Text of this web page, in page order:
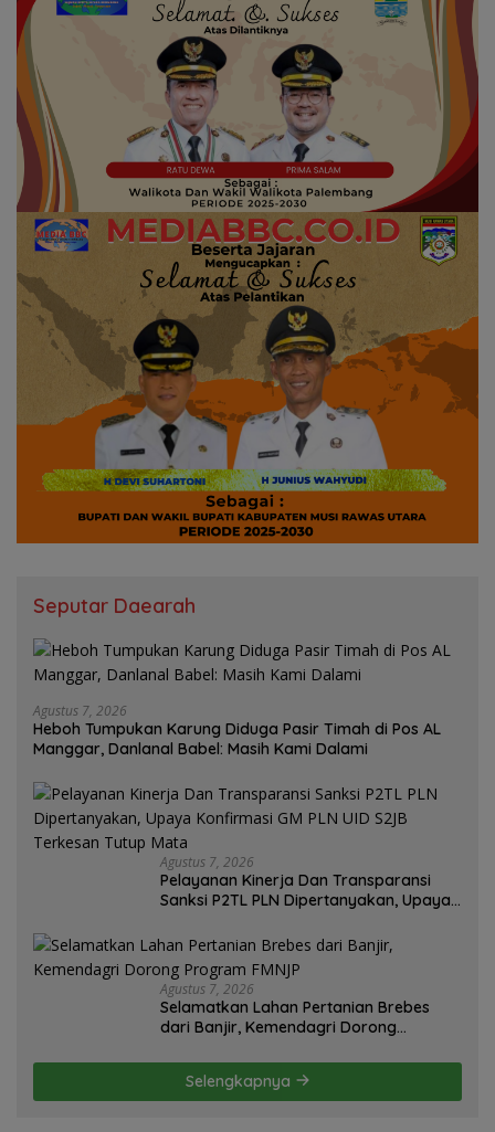
Seputar Daearah
Agustus 7, 2026
Heboh Tumpukan Karung Diduga Pasir Timah di Pos AL
Manggar, Danlanal Babel: Masih Kami Dalami
Agustus 7, 2026
Pelayanan Kinerja Dan Transparansi
Sanksi P2TL PLN Dipertanyakan, Upaya
Tutup Mata
Agustus 7, 2026
Selamatkan Lahan Pertanian Brebes
dari Banjir, Kemendagri Dorong
Selengkapnya